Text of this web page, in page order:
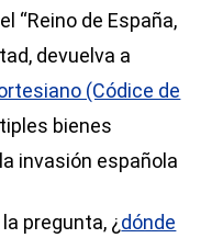
“Reino de España,
devuelva a
(Códice de
bienes
invasión española
pregunta, ¿dónde